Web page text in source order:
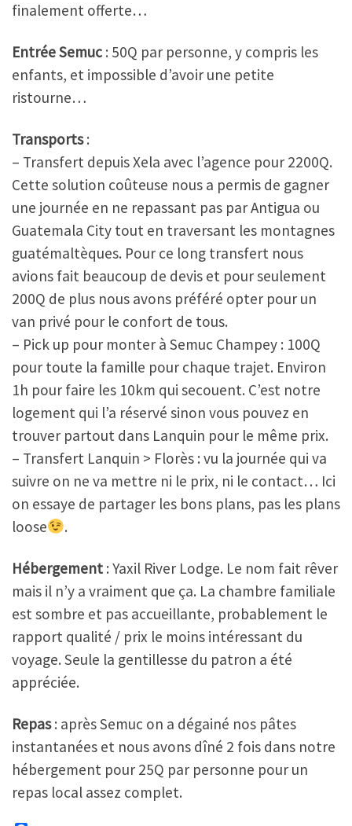
finalement offerte…
Entrée Semuc : 50Q par personne, y compris les
enfants, et impossible d’avoir une petite
ristourne…
Transports:
– Transfert depuis Xela avec l’agence pour 2200Q.
Cette solution coûteuse nous a permis de gagner
une journée en ne repassant pas par Antigua ou
Guatemala City tout en traversant les montagnes
guatémaltèques. Pour ce long transfert nous
avions fait beaucoup de devis et pour seulement
200Q de plus nous avons préféré opter pour un
van privé pour le confort de tous.
– Pick up pour monter à Semuc Champey : 100Q
pour toute la famille pour chaque trajet. Environ
1h pour faire les 10km qui secouent. C’est notre
logement qui l’a réservé sinon vous pouvez en
trouver partout dans Lanquin pour le même prix.
– Transfert Lanquin > Florès : vu la journée qui va
suivre on ne va mettre ni le prix, ni le contact… Ici
on essaye de partager les bons plans, pas les plans
loose
.
Hébergement : Yaxil River Lodge. Le nom fait rêver
mais il n’y a vraiment que ça. La chambre familiale
est sombre et pas accueillante, probablement le
rapport qualité / prix le moins intéressant du
voyage. Seule la gentillesse du patron a été
appréciée.
Repas: après Semuc on a dégainé nos pâtes
instantanées et nous avons dîné 2 fois dans notre
hébergement pour 25Q par personne pour un
repas local assez complet.